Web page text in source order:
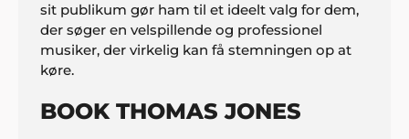
sit publikum gør ham til et ideelt valg for dem,
der søger en velspillende og professionel
musiker, der virkelig kan få stemningen op at
køre.
BOOK THOMAS JONES